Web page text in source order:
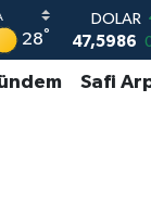
28°
DOLAR
47,5986
EURO
55,0700
Safi